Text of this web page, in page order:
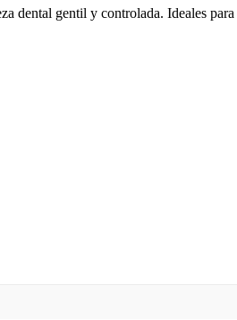
dental gentil y controlada. Ideales para